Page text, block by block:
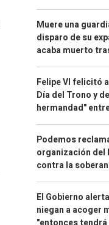
Muere una
disparo de su
acaba muerto
Felipe VI felicitó
Día del Trono y
hermandad"
Podemos
organización del
contra la
El Gobierno
niegan a acoger